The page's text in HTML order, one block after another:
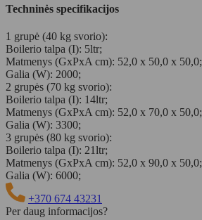
Techninės specifikacijos
1 grupė (40 kg svorio):
Boilerio talpa (I): 5ltr;
Matmenys (GxPxA cm): 52,0 x 50,0 x 50,0;
Galia (W): 2000;
2 grupės (70 kg svorio):
Boilerio talpa (I): 14ltr;
Matmenys (GxPxA cm): 52,0 x 70,0 x 50,0;
Galia (W): 3300;
3 grupės (80 kg svorio):
Boilerio talpa (I): 21ltr;
Matmenys (GxPxA cm): 52,0 x 90,0 x 50,0;
Galia (W): 6000;
+370 674 43231
Per daug informacijos?